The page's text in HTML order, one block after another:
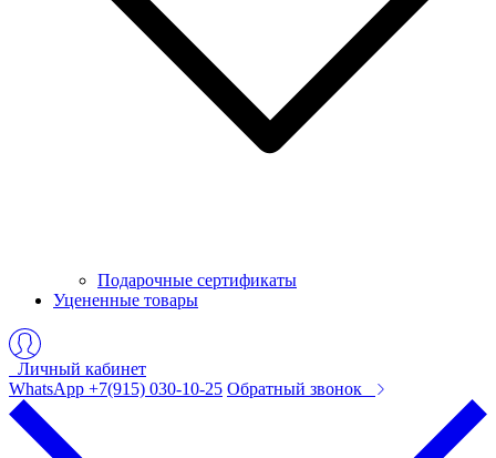
Подарочные сертификаты
Уцененные товары
Личный кабинет
WhatsApp +7(915) 030-10-25 Обратный звонок